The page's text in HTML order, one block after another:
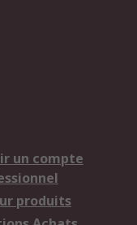
un compte
produits